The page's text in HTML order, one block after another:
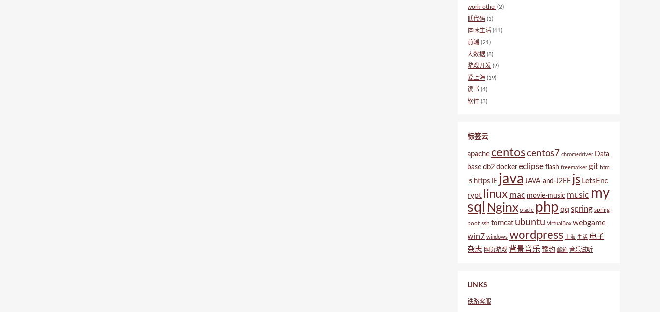
work-other(2)
低代码 (1)
体味生活 (41)
前端 (21)
大数据 (8)
游戏开发 (9)
爱上海 (19)
读书 (4)
软件 (3)
标签云
apache centoscentos7 chromedriver Data
base db2 docker eclipse flash freemarker git htm
l5 https IE java JAVA-and-J2EE js LetsEnc
rypt
linux mac movie-music music my
sql Nginx oracle php qq spring spring
boot ssh tomcat ubuntu VirtualBox webgame
win7 windows wordpress 上海 生活 电子
杂志 网页游戏 背景音乐 豫约 邮箱 音乐试听
LINKS
铁路客服